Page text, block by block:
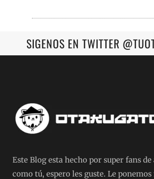
SIGENOS EN TWITTER
Este Blog esta hecho por super fans
como tú, espero les guste. Le